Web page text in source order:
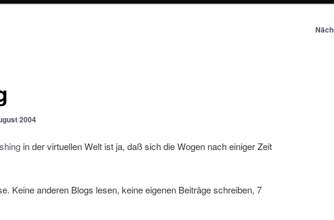
2004
in der virtuellen Welt ist ja, daß sich die Wogen nach einiger Zeit
Keine anderen Blogs lesen, keine eigenen Beiträge schreiben, 7